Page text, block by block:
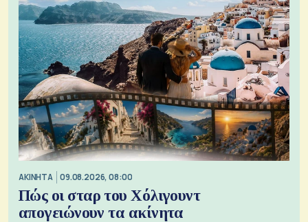
ΑΚΙΝΗΤΑ 09.08.2026, 08:00
Πώς οι σταρ του Χόλιγουντ
απογειώνουν τα ακίνητα